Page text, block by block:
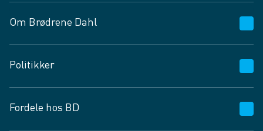
Om Brødrene Dahl
Vagttelefon 30 10 89 89
Spørgsmål og svar
Job og karriere
Politikker
Privatlivspolitik
Fordele hos BD